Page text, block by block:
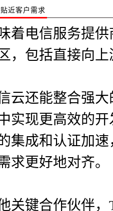
近客户需求
着电信服务提
，包括直接向
云还能整合强
实现更高效的
集成和认证加
求更好地对齐。
关键合作伙伴